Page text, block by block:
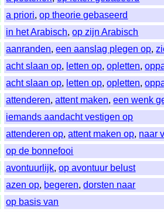
a priori,op theorie gebaseerd
in het Arabisch,op zijn Arabisch
aanranden,een aanslag plegen op,
acht slaan op, letten op,opletten,
acht slaan op, letten op,opletten,
attenderen,attent maken,een wenk
iemands aandacht vestigen op
attenderen op,attent maken op, naar
op de bonnefooi
avontuurlijk,op avontuur belust
azen op, begeren,dorsten naar
op basis van